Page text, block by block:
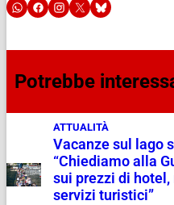
Potrebbe
ATTUALITÀ
Vacanze sul lago
“Chiediamo alla
sui prezzi di
servizi turistici”